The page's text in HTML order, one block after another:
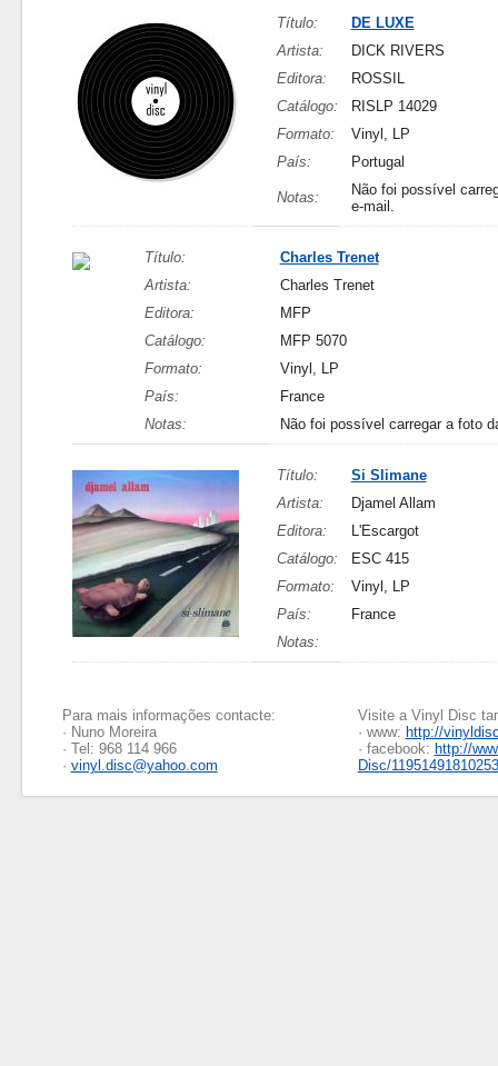
Título:
DE LUXE
Artista:
DICK RIVERS
Editora:
ROSSIL
Catálogo:
RISLP 14029
Formato:
Vinyl, LP
País:
Portugal
Notas:
Não foi possível
e-mail.
Título:
Charles Trenet
Artista:
Charles Trenet
Editora:
MFP
Catálogo:
MFP 5070
Formato:
Vinyl, LP
País:
France
Notas:
Não foi possível carregar a foto
Título:
Si Slimane
Artista:
Djamel Allam
Editora:
L'Escargot
Catálogo:
ESC 415
Formato:
Vinyl, LP
País:
France
Notas:
Para mais informações contacte:
· Nuno Moreira
· Tel: 968 114 966
· vinyl.disc@yahoo.com
Visite a Vinyl Disc
· www: http://
· facebook: http://
Disc/